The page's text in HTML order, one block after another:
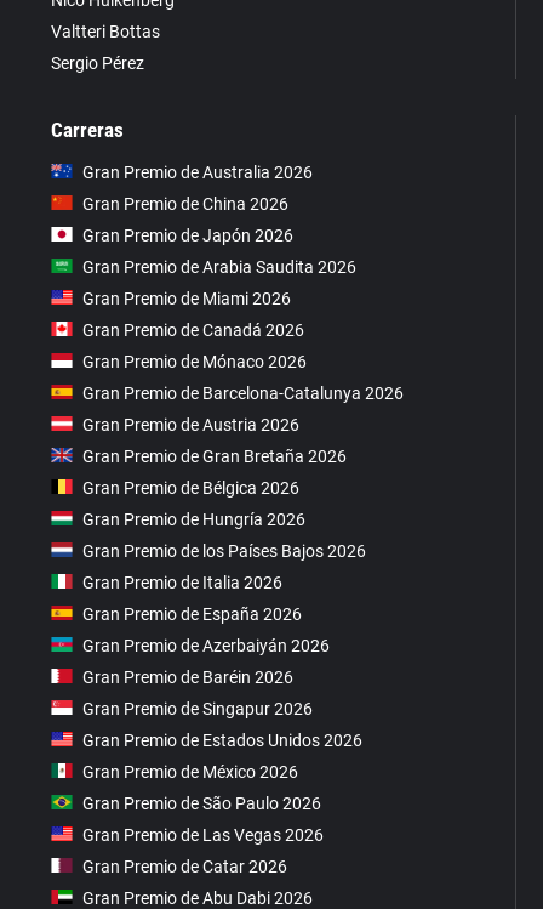
Valtteri Bottas
Sergio Pérez
Carreras
Gran Premio de Australia 2026
Gran Premio de China 2026
Gran Premio de Japón 2026
Gran Premio de Arabia Saudita 2026
Gran Premio de Miami 2026
Gran Premio de Canadá 2026
Gran Premio de Mónaco 2026
Gran Premio de Barcelona-Catalunya 2026
Gran Premio de Austria 2026
Gran Premio de Gran Bretaña 2026
Gran Premio de Bélgica 2026
Gran Premio de Hungría 2026
Gran Premio de los Países Bajos 2026
Gran Premio de Italia 2026
Gran Premio de España 2026
Gran Premio de Azerbaiyán 2026
Gran Premio de Baréin 2026
Gran Premio de Singapur 2026
Gran Premio de Estados Unidos 2026
Gran Premio de México 2026
Gran Premio de São Paulo 2026
Gran Premio de Las Vegas 2026
Gran Premio de Catar 2026
Gran Premio de Abu Dabi 2026